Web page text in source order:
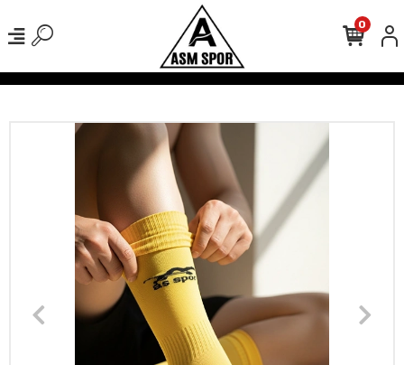
Kargo Ücretsiz! 500 TL Üzeri Tüm Alışverişlerinizde
0